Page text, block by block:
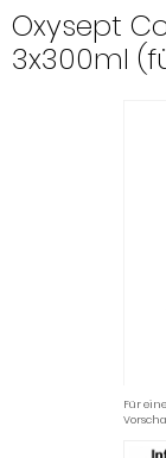
Oxysept
3x300ml
Für